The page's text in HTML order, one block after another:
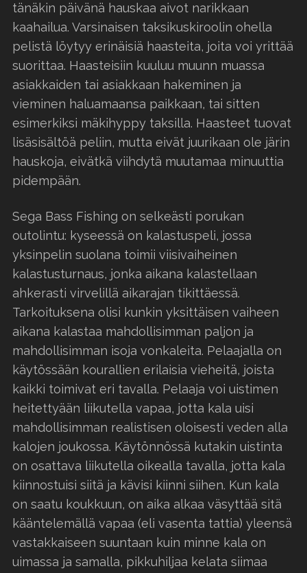
tänäkin päivänä hauskaa aivot narikkaan
kaahailua. Varsinaisen taksikuskiroolin ohella
pelistä löytyy erinäisiä haasteita, joita voi yrittää
suorittaa. Haasteisiin kuuluu muunn muassa
asiakkaiden tai asiakkaan hakeminen ja
vieminen haluamaansa paikkaan, tai sitten
esimerkiksi mäkihyppy taksilla. Haasteet tuovat
lisäsisältöä peliin, mutta eivät juurikaan ole järin
hauskoja, eivätkä viihdytä muutamaa minuuttia
pidempään.
Sega Bass Fishing on selkeästi porukan
outolintu: kyseessä on kalastuspeli, jossa
yksinpelin suolana toimii viisivaiheinen
kalastusturnaus, jonka aikana kalastellaan
ahkerasti virvelillä aikarajan tikittäessä.
Tarkoituksena olisi kunkin yksittäisen vaiheen
aikana kalastaa mahdollisimman paljon ja
mahdollisimman isoja vonkaleita. Pelaajalla on
käytössään kourallien erilaisia vieheitä, joista
kaikki toimivat eri tavalla. Pelaaja voi uistimen
heitettyään liikutella vapaa, jotta kala uisi
mahdollisimman realistisen oloisesti veden alla
kalojen joukossa. Käytönnössä kutakin uistinta
on osattava liikutella oikealla tavalla, jotta kala
kiinnostuisi siitä ja kävisi kiinni siihen. Kun kala
on saatu koukkuun, on aika alkaa väsyttää sitä
kääntelemällä vapaa (eli vasenta tattia) yleensä
vastakkaiseen suuntaan kuin minne kala on
uimassa ja samalla, pikkuhiljaa kelata siimaa